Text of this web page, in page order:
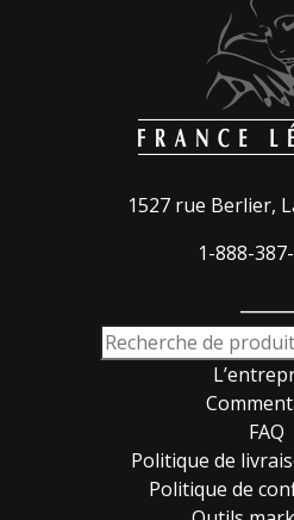
1527 rue Berlier,
1-888-
Recherche
pour :
FAQ
Politique de
Politique de